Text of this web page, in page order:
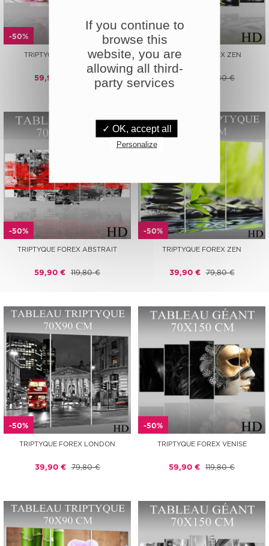
-50%
TRIPTYQUE FOREX FLEUR
59,90 €
-50%
TRIPTYQUE FOREX ZEN
119,80 €
-50%
TRIPTYQUE FOREX ABSTRAIT
59,90 € 119,80 €
-50%
TRIPTYQUE FOREX ZEN
39,90 € 79,80 €
-50%
TRIPTYQUE FOREX LONDON
39,90 € 79,80 €
-50%
TRIPTYQUE FOREX VENISE
59,90 € 119,80 €
If you continue to
browse this
website, you are
allowing all third-
party services
✓ OK, accept all
Personalize